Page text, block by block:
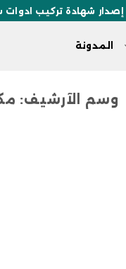
إصدار شهادة تركيب ادوات
المدونة
وسم الآرشيف: